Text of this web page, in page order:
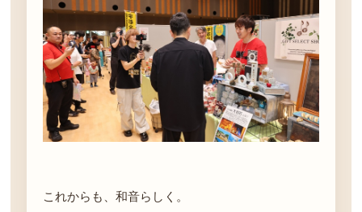
これからも、和音らしく。